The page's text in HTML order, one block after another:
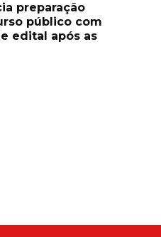
preparação
público com
edital após as